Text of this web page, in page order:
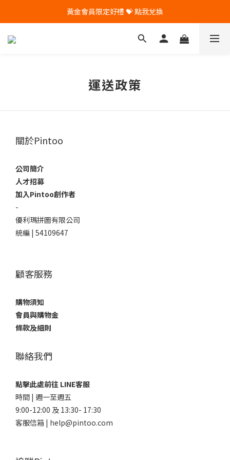
🎁 Pintoo送您專屬生日禮 🎁
黃金會員限定好禮 💝 點我兌換
🎁 Pintoo送您專屬生日禮 🎁
運送政策
關於Pintoo
公司簡介
人才招募
加入Pintoo創作者
-
優利瑪拼圖有限公司
統編 | 54109647
顧客服務
購物須知
會員與購物金
條款及細則
聯絡我們
點擊此處前往 LINE客服
時間 | 週一至週五
9:00-12:00 及 13:30- 17:30
客服信箱 | help@pintoo.com